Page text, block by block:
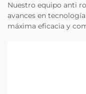
Nuestro equipo anti
avances en
máxima eficacia y